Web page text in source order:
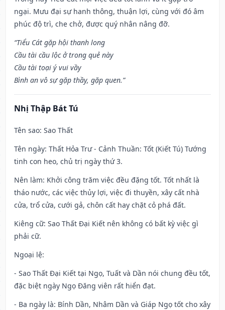
ngại. Mưu đại sự hanh thông, thuận lợi, cùng với đó âm
phúc độ trì, che chở, được quý nhân nâng đỡ.
“Tiểu Cát gặp hội thanh long
Cầu tài cầu lộc ở trong quẻ này
Cầu tài toại ý vui vầy
Bình an vô sự gặp thầy, gặp quen.”
Nhị Thập Bát Tú
Tên sao: Sao Thất
Tên ngày: Thất Hỏa Trư - Cảnh Thuần: Tốt (Kiết Tú) Tướng
tinh con heo, chủ trị ngày thứ 3.
Nên làm: Khởi công trăm việc đều đặng tốt. Tốt nhất là
tháo nước, các việc thủy lợi, việc đi thuyền, xây cất nhà
cửa, trổ cửa, cưới gả, chôn cất hay chặt cỏ phá đất.
Kiêng cữ: Sao Thất Đại Kiết nên không có bất kỳ việc gì
phải cữ.
Ngoại lệ:
- Sao Thất Đại Kiết tại Ngọ, Tuất và Dần nói chung đều tốt,
đặc biệt ngày Ngọ Đăng viên rất hiển đạt.
- Ba ngày là: Bính Dần, Nhâm Dần và Giáp Ngọ tốt cho xây